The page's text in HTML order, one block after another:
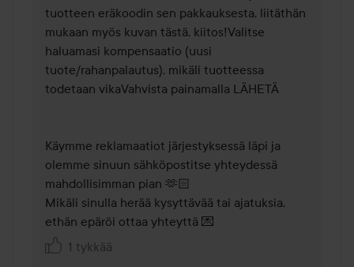
tuotteen eräkoodin sen pakkauksesta, liitäthän
mukaan myös kuvan tästä, kiitos!Valitse
haluamasi kompensaatio (uusi
tuote/rahanpalautus), mikäli tuotteessa
todetaan vikaVahvista painamalla LÄHETÄ
Käymme reklamaatiot järjestyksessä läpi ja
olemme sinuun sähköpostitse yhteydessä
mahdollisimman pian 🫶🏻
Mikäli sinulla herää kysyttävää tai ajatuksia,
ethän epäröi ottaa yhteyttä 💌
1 tykkää